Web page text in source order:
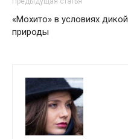
«Мохито» в условиях дикой
природы